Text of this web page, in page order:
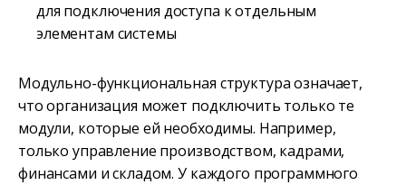
для подключения доступа к отдельным
элементам системы
Модульно-функциональная структура означает,
что организация может подключить только те
модули, которые ей необходимы. Например,
только управление производством, кадрами,
финансами и складом. У каждого программного